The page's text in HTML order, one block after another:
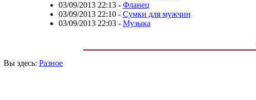
03/09/2013 22:13- Фланец
03/09/2013 22:10- Сумки для мужчин
03/09/2013 22:03- Музыка
Вы здесь: Разное